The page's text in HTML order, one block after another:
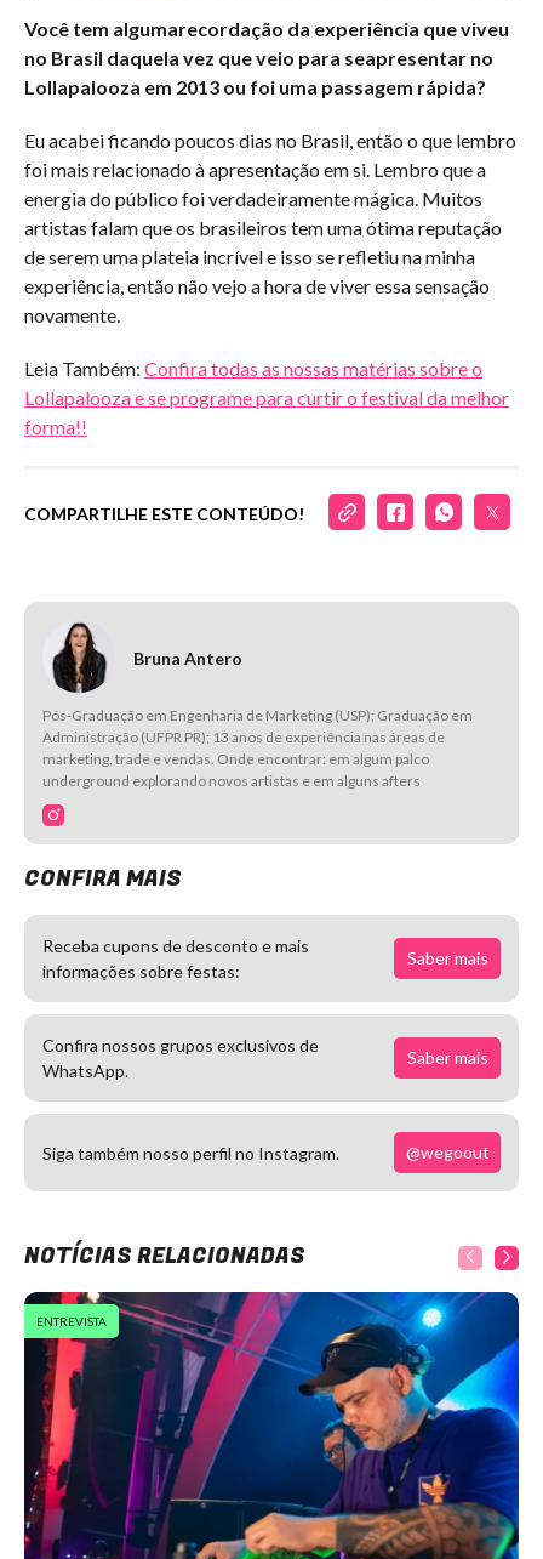
Você tem algumarecordação da experiência que viveu
no Brasil daquela vez que veio para seapresentar no
Lollapalooza em 2013 ou foi uma passagem rápida?
Eu acabei ficando poucos dias no Brasil, então o que lembro
foi mais relacionado à apresentação em si. Lembro que a
energia do público foi verdadeiramente mágica. Muitos
artistas falam que os brasileiros tem uma ótima reputação
de serem uma plateia incrível e isso se refletiu na minha
experiência, então não vejo a hora de viver essa sensação
novamente.
Leia Também: Confira todas as nossas matérias sobre o
Lollapalooza e se programe para curtir o festival da melhor
forma!!
COMPARTILHE ESTE CONTEÚDO!
Bruna Antero
Pós-Graduação em Engenharia de Marketing (USP); Graduação em
Administração (UFPR PR); 13 anos de experiência nas áreas de
marketing, trade e vendas. Onde encontrar: em algum palco
underground explorando novos artistas e em alguns afters
CONFIRA MAIS
Receba cupons de desconto e mais
informações sobre festas:
Saber mais
Confira nossos grupos exclusivos de
WhatsApp.
Saber mais
Siga também nosso perfil no Instagram. @wegoout
NOTÍCIAS RELACIONADAS
ENTREVISTA